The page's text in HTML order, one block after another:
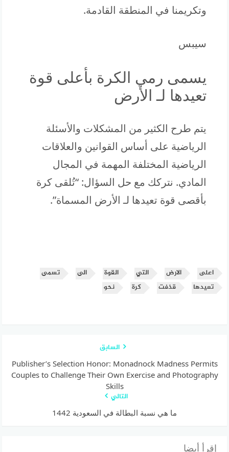
وتكريمنا في المنطقة القادمة.
سيبس
يسمى رمي الكرة بأعلى قوة
تعيدها لـ الأرض
يتم طرح الكثير من المشكلات والأسئلة
الرياضية على أساس القوانين والعلاقات
الرياضية المختلفة المهمة في المجال
المادي. نتركك مع حل السؤال: “تُلقى كرة
بأقصى قوة تعيدها لـ الأرض المسماة”.
اعلى الارض التي القوة الى
تسمى
تعيدها
قذفت كرة نحو
السابق
Publisher’s Selection Honor: Monadnock Madness Permits
Couples to Challenge Their Own Exercise and Photography
Skills
التالي
ما هي نسبة البطالة في السعودية 1442
إقرأ أيضا